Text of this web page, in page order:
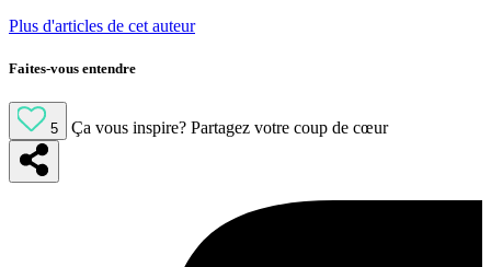
Plus d'articles de cet auteur
Faites-vous entendre
5 Ça vous inspire? Partagez votre coup de cœur